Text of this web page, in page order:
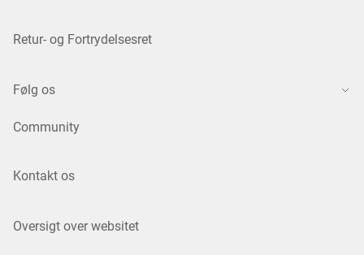
Retur- og Fortrydelsesret
Følg os
Community
Kontakt os
Oversigt over websitet